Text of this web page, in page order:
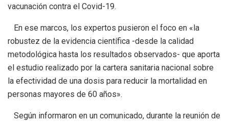
vacunación contra el Covid-19.
En ese marcos, los expertos pusieron el foco en «la
robustez de la evidencia científica -desde la calidad
metodológica hasta los resultados observados- que aporta
el estudio realizado por la cartera sanitaria nacional sobre
la efectividad de una dosis para reducir la mortalidad en
personas mayores de 60 años».
Según informaron en un comunicado, durante la reunión de